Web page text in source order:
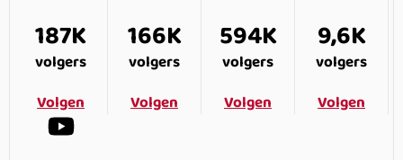
187K
volgers
Volgen
166K
volgers
Volgen
594K
volgers
Volgen
9,6K
volgers
Volgen